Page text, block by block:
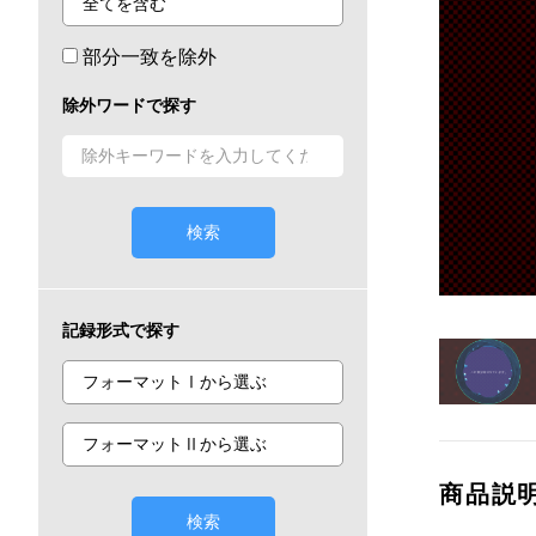
部分一致を除外
除外ワードで探す
検索
記録形式で探す
検索
商品説